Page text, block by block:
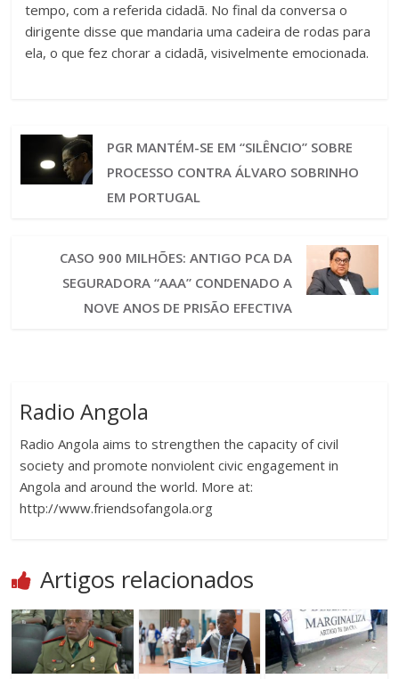
tempo, com a referida cidadã. No final da conversa o
dirigente disse que mandaria uma cadeira de rodas para
ela, o que fez chorar a cidadã, visivelmente emocionada.
PGR MANTÉM-SE EM “SILÊNCIO” SOBRE
PROCESSO CONTRA ÁLVARO SOBRINHO
EM PORTUGAL
CASO 900 MILHÕES: ANTIGO PCA DA
SEGURADORA “AAA” CONDENADO A
NOVE ANOS DE PRISÃO EFECTIVA
Radio Angola
Radio Angola aims to strengthen the capacity of civil
society and promote nonviolent civic engagement in
Angola and around the world. More at:
http://www.friendsofangola.org
Artigos relacionados